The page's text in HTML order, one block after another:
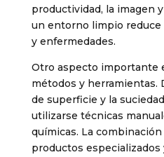
productividad, la imagen
un entorno limpio reduce
y enfermedades.
Otro aspecto importante
métodos y herramientas.
de superficie y la
utilizarse técnicas
químicas. La
productos especializados